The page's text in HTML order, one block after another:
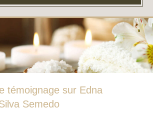
témoignage sur Edna
Semedo